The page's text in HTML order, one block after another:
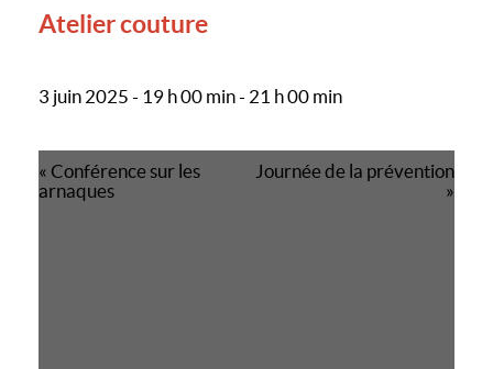
Atelier couture
3 juin 2025 - 19 h 00 min- 21 h 00 min
Navigation
évènement
« Conférence sur les
arnaques
Journée de la prévention
»